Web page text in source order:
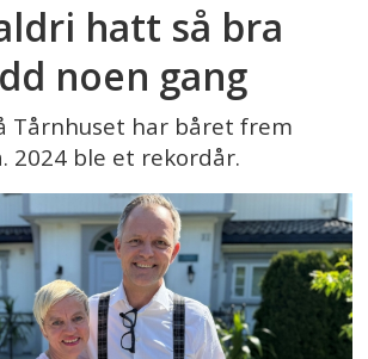
hatt så bra
noen gang
Tårnhuset har båret frem
2024 ble et rekordår.